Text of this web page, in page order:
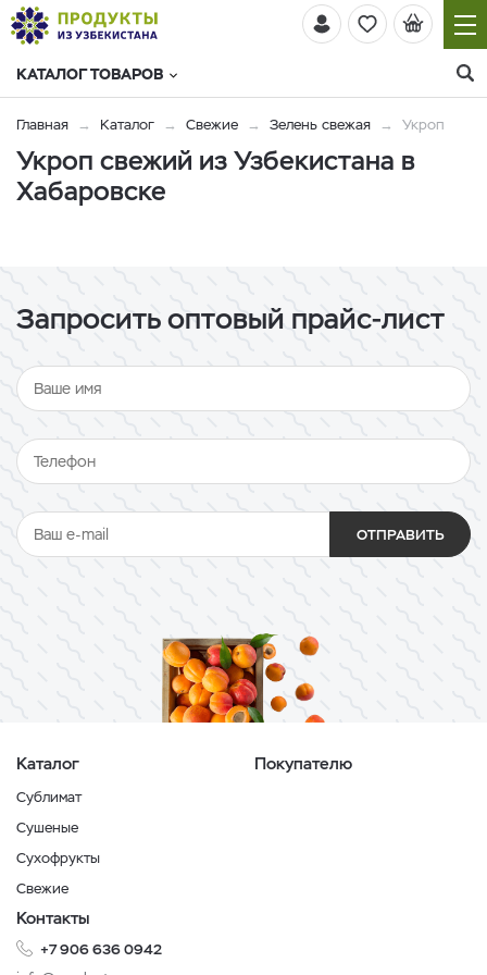
КАТАЛОГ ТОВАРОВ
Главная Каталог Свежие Зелень свежая Укроп
Укроп свежий из Узбекистана в
Хабаровске
Запросить оптовый прайс-лист
ОТПРАВИТЬ
Каталог
Сублимат
Сушеные
Сухофрукты
Свежие
Покупателю
Контакты
+7 906 636 0942